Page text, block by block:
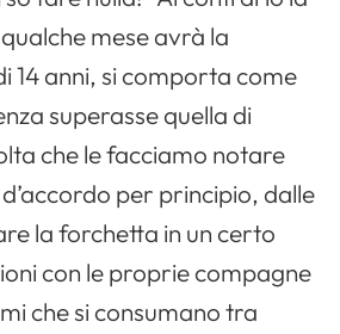
mese avrà la
14 anni, si comporta come
superasse quella di
che le facciamo notare
per principio, dalle
la forchetta in un certo
con le proprie compagne
che si consumano tra